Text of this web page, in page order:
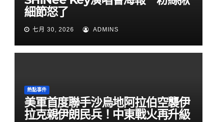
細節怒了
七月 30, 2026 ADMINS
熱點事件
美軍首度聯手沙烏地阿拉伯空襲伊
拉克親伊朗民兵！中東戰火再升級